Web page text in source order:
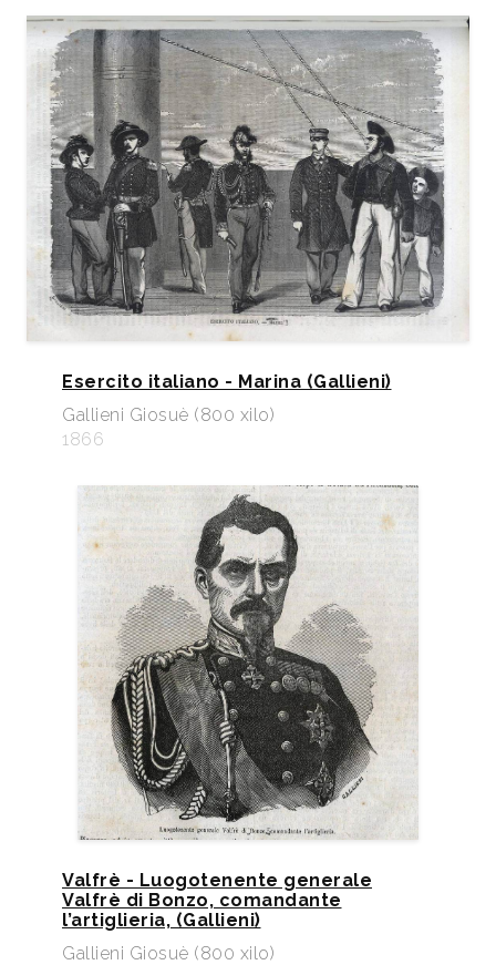
Esercito italiano - Marina (Gallieni)
Gallieni Giosuè (800 xilo)
1866
Valfrè - Luogotenente generale
Valfrè di Bonzo, comandante
l’artiglieria, (Gallieni)
Gallieni Giosuè (800 xilo)